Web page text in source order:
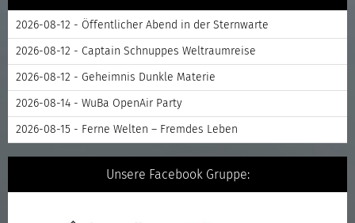
2026-08-12 - Öffentlicher Abend in der Sternwarte
2026-08-12 - Captain Schnuppes Weltraumreise
2026-08-12 - Geheimnis Dunkle Materie
2026-08-14 - WuBa OpenAir Party
2026-08-15 - Ferne Welten – Fremdes Leben
Unsere Facebook Gruppe: